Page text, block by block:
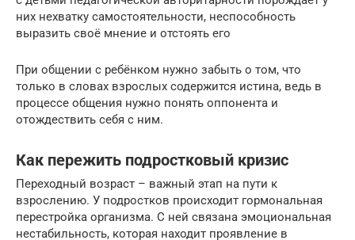
них нехватку самостоятельности, неспособность
выразить своё мнение и отстоять его
При общении с ребёнком нужно забыть о том, что
только в словах взрослых содержится истина, ведь в
процессе общения нужно понять оппонента и
отождествить себя с ним.
Как пережить подростковый кризис
Переходный возраст – важный этап на пути к
взрослению. У подростков происходит гормональная
перестройка организма. С ней связана эмоциональная
нестабильность, которая находит проявление в